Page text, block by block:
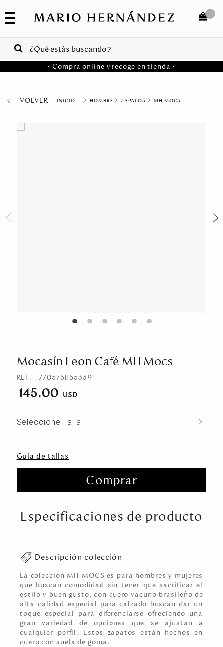
COLECCIONES
VENTAS
CORPORATIVAS COMPRAR
• Compra online y recoge en tienda •
VOLVER HOMBRE ZAPATOS MH MOCS
Mocasín Leon Café MH Mocs
REF. 7705751155339
145.00
Seleccione Talla
Guía de tallas
Comprar
Especificaciones de producto
Descripción colección
La colección MH MOCS es para hombres y mujeres
que buscan comodidad sin tener que sacrificar el
estilo y buen gusto, con cuero vacuno brasileño de
alta calidad especial para calzado buscan dar un
toque especial para diferenciarse ofreciendo una
gran variedad de opciones que se ajustan a
cualquier perfil. Estos zapatos están hechos en
cuero con suela de goma.